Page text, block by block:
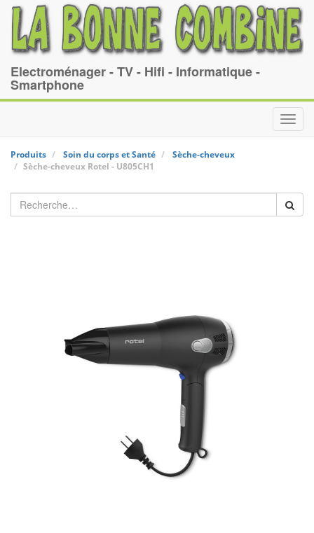
Electroménager - TV - Hifi - Informatique -
Smartphone
Produits Soin du corps et Santé
Sèche-cheveux
Sèche-cheveux Rotel - U805CH1